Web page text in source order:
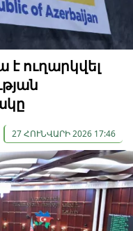
ուղարկվել
27 ՀՈՒՆՎԱՐԻ 2026 17:46